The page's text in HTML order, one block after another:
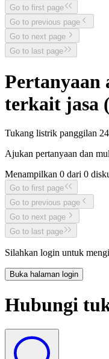
Go to first page
Go to previous page
Go to next page
Go to last page
Pertanyaan
terkait jasa (
Tukang listrik panggilan
Ajukan pertanyaan dan
Menampilkan 0 dari 0
Go to first page
Go to previous page
Go to next page
Go to last page
Silahkan login untuk
Buka halaman login
Hubungi